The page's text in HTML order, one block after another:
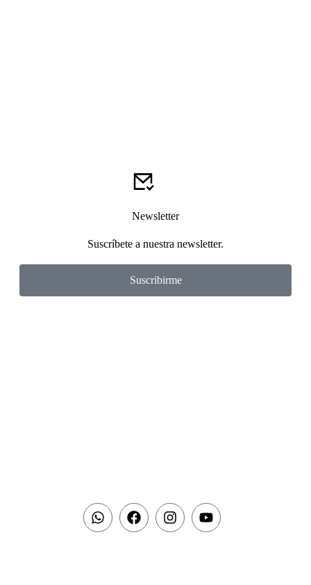
Newsletter
Suscríbete a nuestra newsletter.
Suscribirme